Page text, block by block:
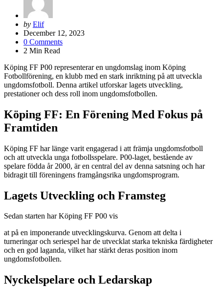
Posted
by
by Elif
December 12, 2023
0 Comments
2 Min Read
Köping FF P00 representerar en ungdomslag inom Köping
Fotbollförening, en klubb med en stark inriktning på att utveckla
ungdomsfotboll. Denna artikel utforskar lagets utveckling,
prestationer och dess roll inom ungdomsfotbollen.
Köping FF: En Förening Med Fokus på
Framtiden
Köping FF har länge varit engagerad i att främja ungdomsfotboll
och att utveckla unga fotbollsspelare. P00-laget, bestående av
spelare födda år 2000, är en central del av denna satsning och har
bidragit till föreningens framgångsrika ungdomsprogram.
Lagets Utveckling och Framsteg
Sedan starten har Köping FF P00 vis
at på en imponerande utvecklingskurva. Genom att delta i
turneringar och seriespel har de utvecklat starka tekniska färdigheter
och en god laganda, vilket har stärkt deras position inom
ungdomsfotbollen.
Nyckelspelare och Ledarskap